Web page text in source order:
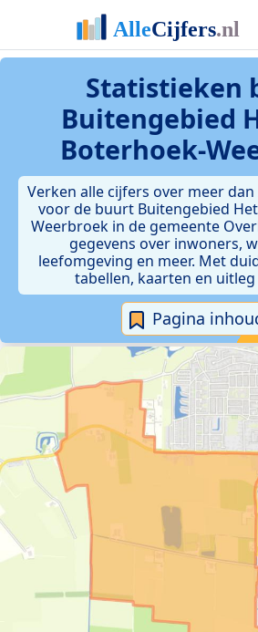
Statistieken
Buitengebied
Boterhoek-
Verken alle cijfers over meer
voor de buurt Buitengebied
Weerbroek in de gemeente
gegevens over inwoners,
leefomgeving en meer. Met
tabellen, kaarten en
Pagina